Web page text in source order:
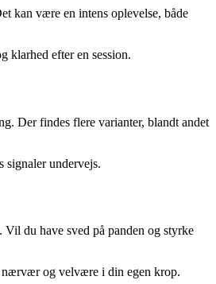
kan være en intens oplevelse, både
klarhed efter en session.
Der findes flere varianter, blandt andet
undervejs.
du have sved på panden og styrke
nærvær og velvære i din egen krop.